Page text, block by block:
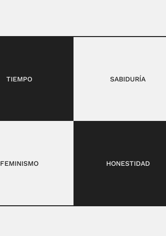
TIEMPO SABIDURÍA
FEMINISMO HONESTIDAD